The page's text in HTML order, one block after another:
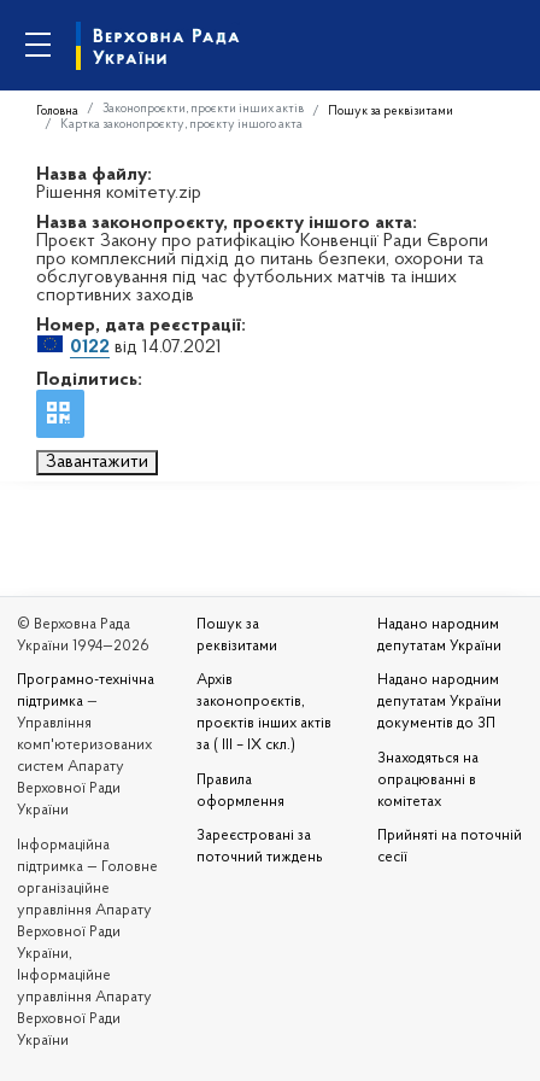
Головна Законопроєкти, проєкти інших актів
Пошук за реквізитами
Картка законопроєкту, проєкту іншого акта
Назва файлу:
Рішення комітету.zip
Назва законопроєкту, проєкту іншого акта:
Проєкт Закону про ратифікацію Конвенції Ради Європи
про комплексний підхід до питань безпеки, охорони та
обслуговування під час футбольних матчів та інших
спортивних заходів
Номер, дата реєстрації:
0122від 14.07.2021
Поділитись:
Завантажити
© Верховна Рада
України 1994—2026
Програмно-технічна
підтримка —
Управління
комп'ютеризованих
систем Апарату
Верховної Ради
України
Iнформаційна
підтримка — Головне
організаційне
управління Апарату
Верховної Ради
України,
Інформаційне
управління Апарату
Верховної Ради
України
Пошук за
реквізитами
Архів
законопроєктів,
проєктів інших актів
за ( III – IX скл.)
Правила
оформлення
Зареєстровані за
поточний тиждень
Надано народним
депутатам України
Надано народним
депутатам України
документів до ЗП
Знаходяться на
опрацюванні в
комітетах
Прийняті на поточній
сесії